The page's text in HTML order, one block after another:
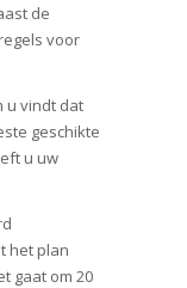
de
voor
vindt dat
geschikte
u uw
het plan
gaat om 20